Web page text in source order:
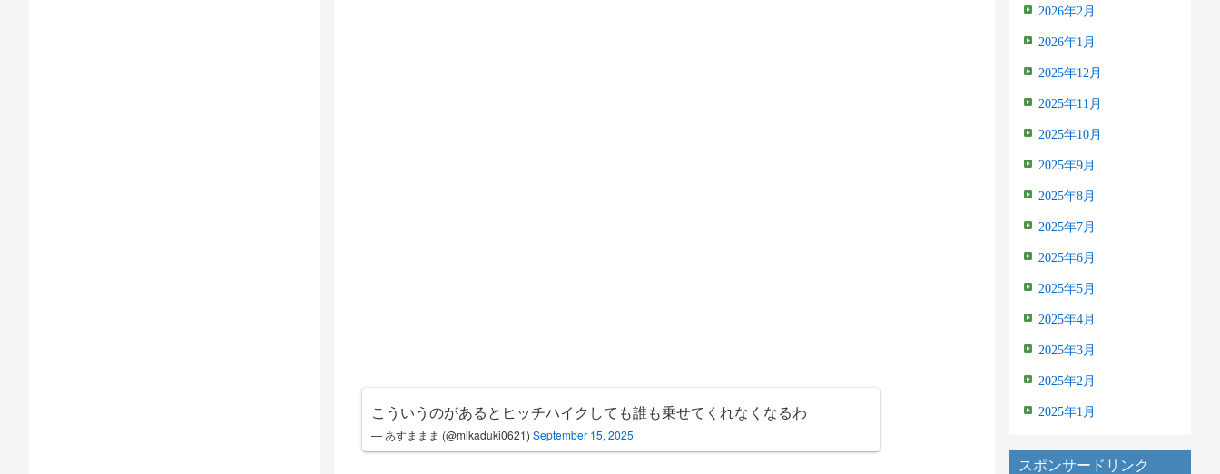
こういうのがあるとヒッチハイクしても誰も乗せてくれなくなるわ
— あすままま (@mikaduki0621) September 15, 2025
2026年2月
2026年1月
2025年12月
2025年11月
2025年10月
2025年9月
2025年8月
2025年7月
2025年6月
2025年5月
2025年4月
2025年3月
2025年2月
2025年1月
スポンサードリンク